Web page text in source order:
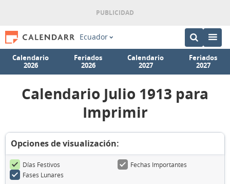
Ecuador
Calendario
2026
Feriados
2026
Calendario
2027
Feriados
2027
Calendario Julio 1913 para
Imprimir
Opciones de visualización:
Días Festivos
Fechas Importantes
Fases Lunares